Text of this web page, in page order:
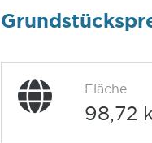
Fläche
98,72